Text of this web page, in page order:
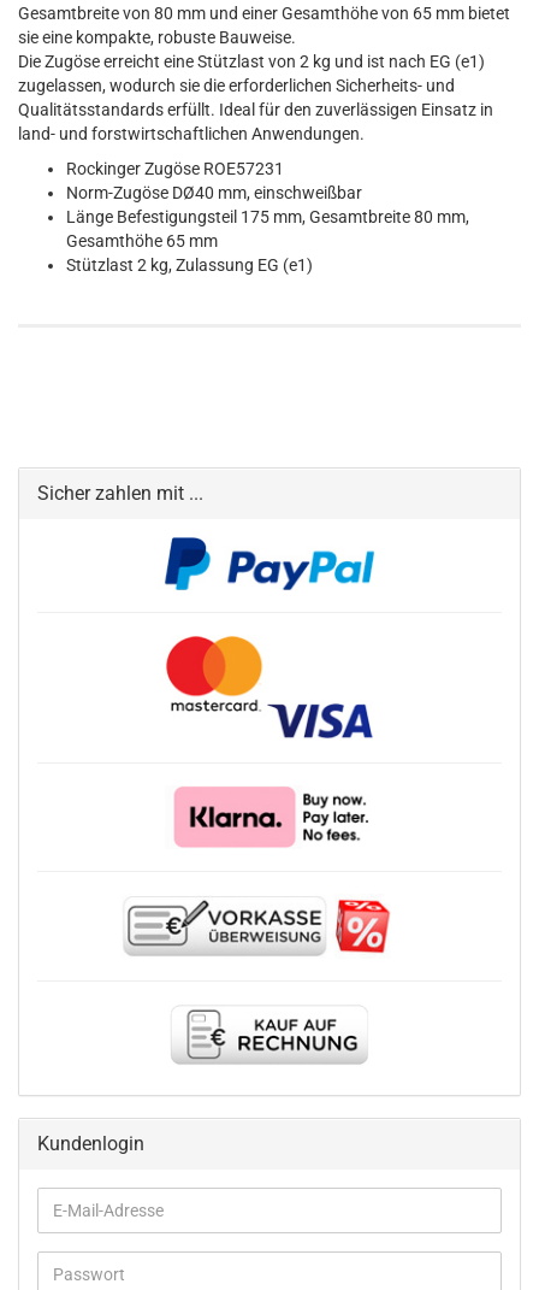
Gesamtbreite von 80 mm und einer Gesamthöhe von 65 mm bietet
sie eine kompakte, robuste Bauweise.
Die Zugöse erreicht eine Stützlast von 2 kg und ist nach EG (e1)
zugelassen, wodurch sie die erforderlichen Sicherheits- und
Qualitätsstandards erfüllt. Ideal für den zuverlässigen Einsatz in
land- und forstwirtschaftlichen Anwendungen.
Rockinger Zugöse ROE57231
Norm-Zugöse DØ40 mm, einschweißbar
Länge Befestigungsteil 175 mm, Gesamtbreite 80 mm,
Gesamthöhe 65 mm
Stützlast 2 kg, Zulassung EG (e1)
Sicher zahlen mit ...
Kundenlogin
E-
Mail-
Adresse
Passwort